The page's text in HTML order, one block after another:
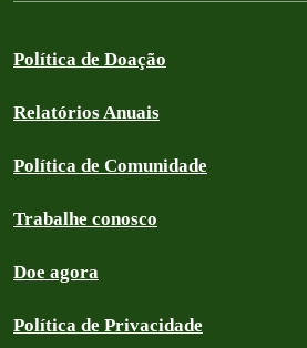
Política de Doação
Relatórios Anuais
Política de Comunidade
Trabalhe conosco
Doe agora
Política de Privacidade